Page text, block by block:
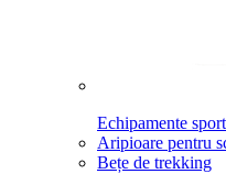
Echipamente
Aripioare pentru
Bețe de trekking